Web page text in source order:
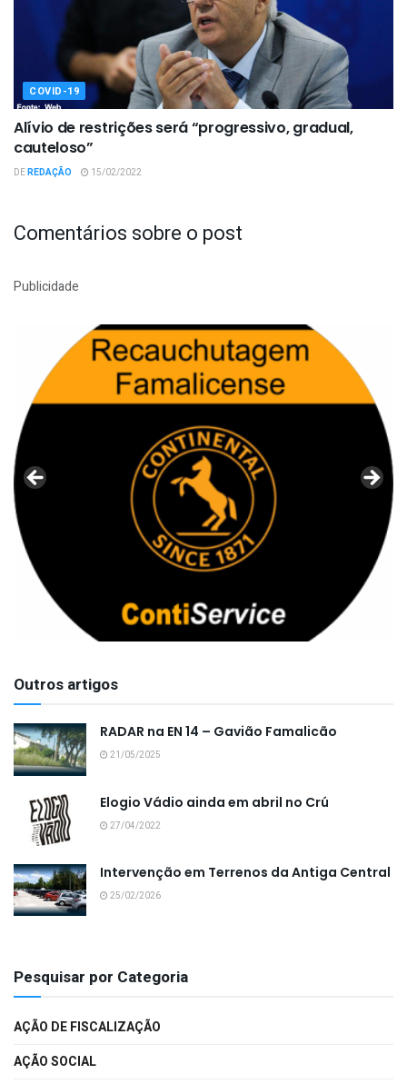
COVID-19
Alívio de restrições será “progressivo, gradual,
cauteloso”
DEREDAÇÃO 15/02/2022
Comentários sobre o post
Publicidade
Outros artigos
RADAR na EN 14 – Gavião Famalicão
21/05/2025
Elogio Vádio ainda em abril no Crú
27/04/2022
Intervenção em Terrenos da Antiga Central
25/02/2026
Pesquisar por Categoria
AÇÃO DE FISCALIZAÇÃO
AÇÃO SOCIAL